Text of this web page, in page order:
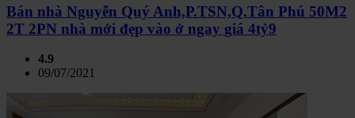
Bán nhà Nguyễn Quý Anh,P.TSN,Q.Tân Phú 50M2
2T 2PN nhà mới đẹp vào ở ngay giá 4tỷ9
4.9
09/07/2021